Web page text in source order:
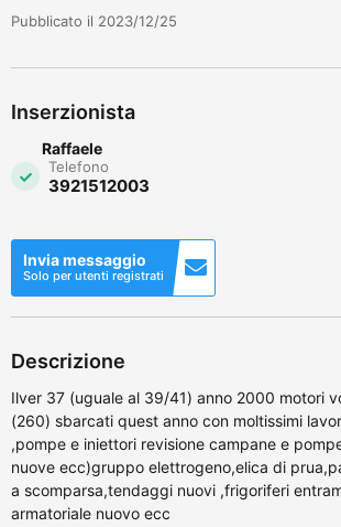
Pubblicato il 2023/12/25
Inserzionista
Raffaele
Telefono
3921512003
Invia messaggio
Solo per utenti registrati
Descrizione
Ilver 37 (uguale al 39/41) anno 2000 motori
(260) sbarcati quest anno con moltissimi
,pompe e iniettori revisione campane e
nuove ecc)gruppo elettrogeno,elica di
a scomparsa,tendaggi nuovi ,frigoriferi
armatoriale nuovo ecc